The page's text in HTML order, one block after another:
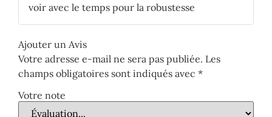
voir avec le temps pour la robustesse
Ajouter un Avis
Votre adresse e-mail ne sera pas publiée. Les
champs obligatoires sont indiqués avec *
Votre note